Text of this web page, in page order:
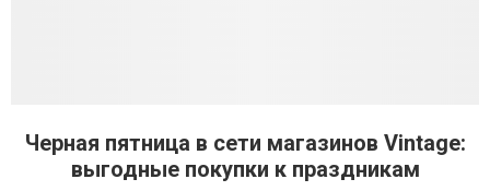
Черная пятница в сети магазинов Vintage:
выгодные покупки к праздникам